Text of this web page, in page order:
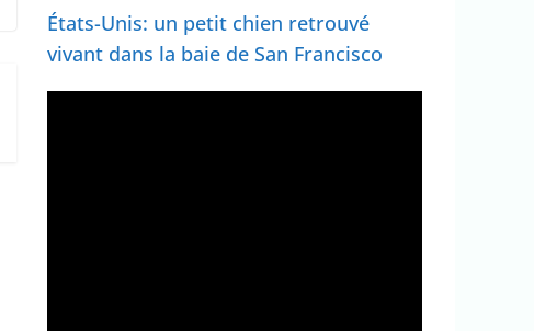
États-Unis: un petit chien retrouvé
vivant dans la baie de San Francisco